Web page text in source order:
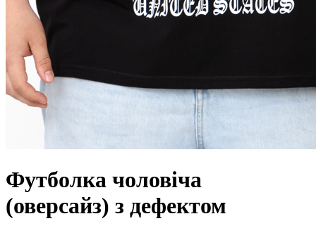
Футболка чоловіча
(оверсайз) з дефектом